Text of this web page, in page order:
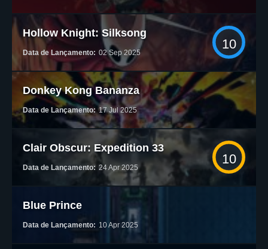
Hollow Knight: Silksong
Data de Lançamento: 02 Sep 2025
10
Donkey Kong Bananza
Data de Lançamento: 17 Jul 2025
Clair Obscur: Expedition 33
Data de Lançamento: 24 Apr 2025
10
Blue Prince
Data de Lançamento: 10 Apr 2025